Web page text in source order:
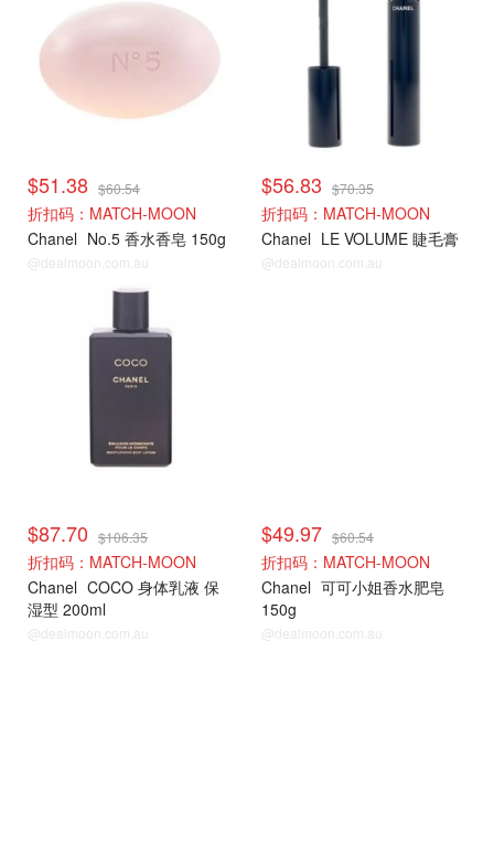
$51.38 $60.54
折扣码：MATCH-MOON
Chanel No.5 香水香皂 150g
@dealmoon.com.au
$56.83 $70.35
折扣码：MATCH-MOON
Chanel LE VOLUME 睫毛膏
@dealmoon.com.au
$87.70 $106.35
折扣码：MATCH-MOON
Chanel COCO 身体乳液 保
湿型 200ml
@dealmoon.com.au
$49.97 $60.54
折扣码：MATCH-MOON
Chanel 可可小姐香水肥皂
150g
@dealmoon.com.au